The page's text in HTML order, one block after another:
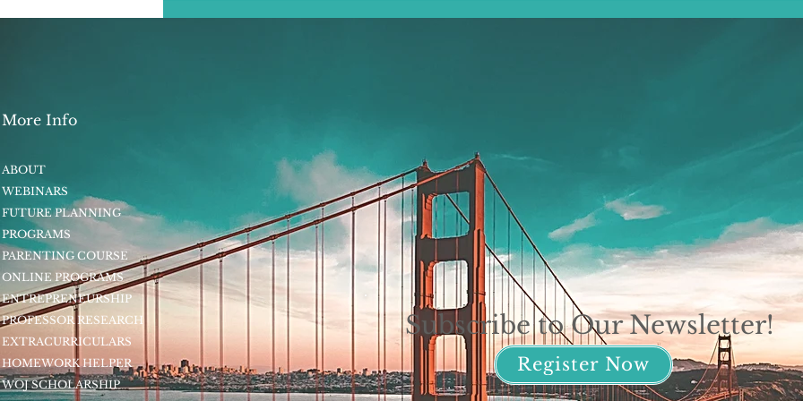
（Dartmouth College)
大学（Brandeis
More Info
ABOUT
WEBINARS
FUTURE PLANNING
PROGRAMS
PARENTING COURSE
ONLINE PROGRAMS
ENTREPRENEURSHIP
PROFESSOR RESEARCH
EXTRACURRICULARS
HOMEWORK HELPER
WOJ SCHOLARSHIP
Subscribe to Our Newsletter!
Register Now